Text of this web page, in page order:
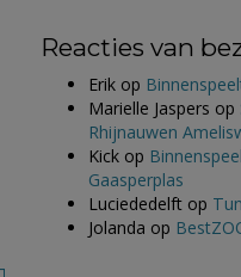
Reacties van
Erik op
Marielle Jaspers op
Rhijnauwen
Kick op
Gaasperplas
Luciededelft op
Jolanda op